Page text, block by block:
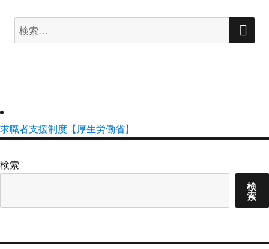
検
索:
検
求職者支援制度【厚生労働省】
検索
検
索